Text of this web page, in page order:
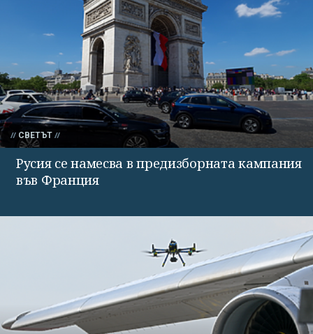
СВЕТЪТ
Русия се намесва в предизборната кампания
във Франция